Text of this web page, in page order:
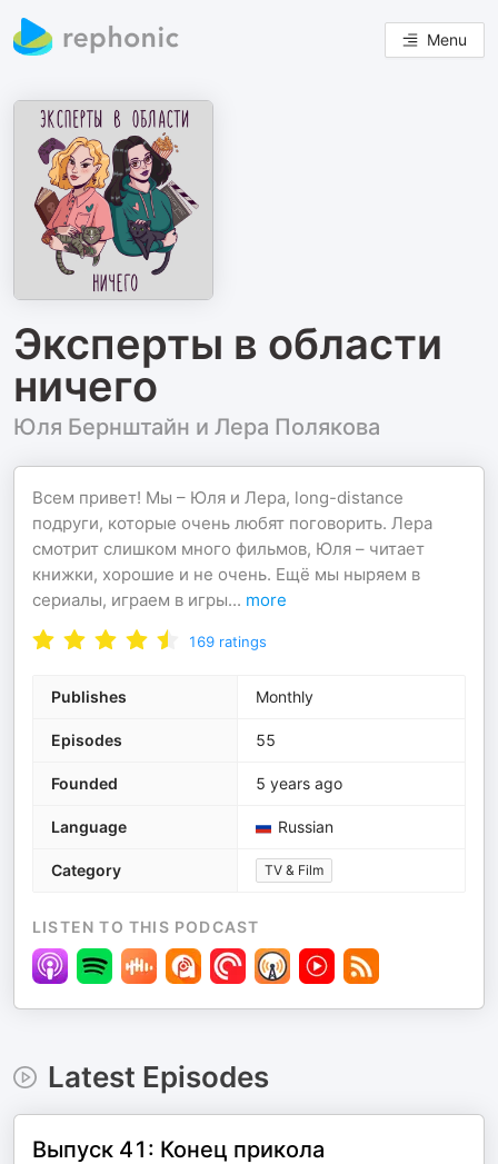
Menu
Эксперты в области
ничего
Юля Бернштайн и Лера Полякова
Всем привет! Мы – Юля и Лера, long-distance
подруги, которые очень любят поговорить. Лера
смотрит слишком много фильмов, Юля – читает
книжки, хорошие и не очень. Ещё мы ныряем в
сериалы, играем в игры... more
169 ratings
Publishes Monthly
Episodes 55
Founded 5 years ago
Language Russian
Category TV & Film
LISTEN TO THIS PODCAST
Latest Episodes
Выпуск 41: Конец прикола